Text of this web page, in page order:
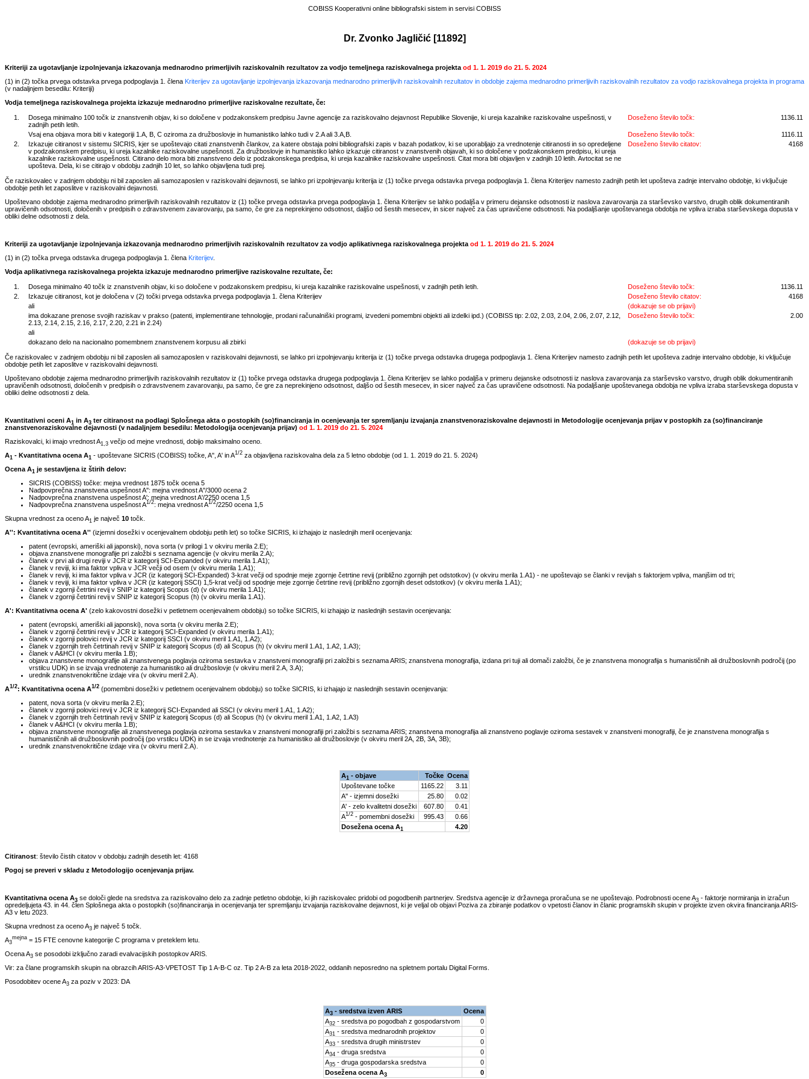
COBISS Kooperativni online bibliografski sistem in servisi COBISS
Dr. Zvonko Jagličić[11892]
Kriteriji za ugotavljanje izpolnjevanja izkazovanja mednarodno primerljivih raziskovalnih rezultatov za vodjo temeljnega raziskovalnega projektaod 1. 1. 2019 do 21. 5. 2024
(1) in (2) točka prvega odstavka prvega podpoglavja 1. člena Kriterijev za ugotavljanje izpolnjevanja izkazovanja mednarodno primerljivih raziskovalnih rezultatov in obdobje zajema mednarodno primerljivih raziskovalnih rezultatov za vodjo raziskovalnega projekta in programa
(v nadaljnjem besedilu: Kriteriji)
Vodja temeljnega raziskovalnega projekta izkazuje mednarodno primerljive raziskovalne rezultate, če:
1.
Dosega minimalno 100 točk iz znanstvenih objav, ki so določene v podzakonskem predpisu Javne agencije za raziskovalno dejavnost Republike Slovenije, ki ureja kazalnike raziskovalne uspešnosti, v
zadnjih petih letih.
Doseženo število točk: 1136.11
Vsaj ena objava mora biti v kategoriji 1.A, B, C oziroma za družboslovje in humanistiko lahko tudi v 2.A ali 3.A,B. Doseženo število točk:
1116.11
2.
Izkazuje citiranost v sistemu SICRIS, kjer se upoštevajo citati znanstvenih člankov, za katere obstaja polni bibliografski zapis v bazah podatkov, ki se uporabljajo za vrednotenje citiranosti in so opredeljene
v podzakonskem predpisu, ki ureja kazalnike raziskovalne uspešnosti. Za družboslovje in humanistiko lahko izkazuje citiranost v znanstvenih objavah, ki so določene v podzakonskem predpisu, ki ureja
kazalnike raziskovalne uspešnosti. Citirano delo mora biti znanstveno delo iz podzakonskega predpisa, ki ureja kazalnike raziskovalne uspešnosti. Citat mora biti objavljen v zadnjih 10 letih. Avtocitat se ne
upošteva. Dela, ki se citirajo v obdobju zadnjih 10 let, so lahko objavljena tudi prej.
Doseženo število citatov: 4168
Če raziskovalec v zadnjem obdobju ni bil zaposlen ali samozaposlen v raziskovalni dejavnosti, se lahko pri izpolnjevanju kriterija iz (1) točke prvega odstavka prvega podpoglavja 1. člena Kriterijev namesto zadnjih petih let upošteva zadnje intervalno obdobje, ki vključuje
obdobje petih let zaposlitve v raziskovalni dejavnosti.
Upoštevano obdobje zajema mednarodno primerljivih raziskovalnih rezultatov iz (1) točke prvega odstavka prvega podpoglavja 1. člena Kriterijev se lahko podaljša v primeru dejanske odsotnosti iz naslova zavarovanja za starševsko varstvo, drugih oblik dokumentiranih
upravičenih odsotnosti, določenih v predpisih o zdravstvenem zavarovanju, pa samo, če gre za neprekinjeno odsotnost, daljšo od šestih mesecev, in sicer največ za čas upravičene odsotnosti. Na podaljšanje upoštevanega obdobja ne vpliva izraba starševskega dopusta v
obliki delne odsotnosti z dela.
Kriteriji za ugotavljanje izpolnjevanja izkazovanja mednarodno primerljivih raziskovalnih rezultatov za vodjo aplikativnega raziskovalnega projektaod 1. 1. 2019 do 21. 5. 2024
(1) in (2) točka prvega odstavka drugega podpoglavja 1. člena Kriterijev.
Vodja aplikativnega raziskovalnega projekta izkazuje mednarodno primerljive raziskovalne rezultate, če:
1. Dosega minimalno 40 točk iz znanstvenih objav, ki so določene v podzakonskem predpisu, ki ureja kazalnike raziskovalne uspešnosti, v zadnjih petih letih. Doseženo število točk:
1136.11
2.
Izkazuje citiranost, kot je določena v (2) točki prvega odstavka prvega podpoglavja 1. člena Kriterijev Doseženo število citatov:
4168
ali
(dokazuje se ob prijavi)
ima dokazane prenose svojih raziskav v prakso (patenti, implementirane tehnologije, prodani računalniški programi, izvedeni pomembni objekti ali izdelki ipd.) (COBISS tip: 2.02, 2.03, 2.04, 2.06, 2.07, 2.12,
2.13, 2.14, 2.15, 2.16, 2.17, 2.20, 2.21 in 2.24)
Doseženo število točk: 2.00
ali
dokazano delo na nacionalno pomembnem znanstvenem korpusu ali zbirki
(dokazuje se ob prijavi)
Če raziskovalec v zadnjem obdobju ni bil zaposlen ali samozaposlen v raziskovalni dejavnosti, se lahko pri izpolnjevanju kriterija iz (1) točke prvega odstavka drugega podpoglavja 1. člena Kriterijev namesto zadnjih petih let upošteva zadnje intervalno obdobje, ki vključuje
obdobje petih let zaposlitve v raziskovalni dejavnosti.
Upoštevano obdobje zajema mednarodno primerljivih raziskovalnih rezultatov iz (1) točke prvega odstavka drugega podpoglavja 1. člena Kriterijev se lahko podaljša v primeru dejanske odsotnosti iz naslova zavarovanja za starševsko varstvo, drugih oblik dokumentiranih
upravičenih odsotnosti, določenih v predpisih o zdravstvenem zavarovanju, pa samo, če gre za neprekinjeno odsotnost, daljšo od šestih mesecev, in sicer največ za čas upravičene odsotnosti. Na podaljšanje upoštevanega obdobja ne vpliva izraba starševskega dopusta v
obliki delne odsotnosti z dela.
Kvantitativni oceni A1 in A3 ter citiranost na podlagi Splošnega akta o postopkih (so)financiranja in ocenjevanja ter spremljanju izvajanja znanstvenoraziskovalne dejavnosti in Metodologije ocenjevanja prijav v postopkih za (so)financiranje
znanstvenoraziskovalne dejavnosti (v nadaljnjem besedilu: Metodologija ocenjevanja prijav) od 1. 1. 2019 do 21. 5. 2024
Raziskovalci, ki imajo vrednost A1,3 večjo od mejne vrednosti, dobijo maksimalno oceno.
A1 - Kvantitativna ocena A1 - upoštevane SICRIS (COBISS) točke, A'', A' in A1/2 za objavljena raziskovalna dela za 5 letno obdobje (od 1. 1. 2019 do 21. 5. 2024)
Ocena A1 je sestavljena iz štirih delov:
SICRIS (COBISS) točke: mejna vrednost 1875 točk ocena 5
Nadpovprečna znanstvena uspešnost A'': mejna vrednost A''/3000 ocena 2
Nadpovprečna znanstvena uspešnost A': mejna vrednost A'/2250 ocena 1,5
Nadpovprečna znanstvena uspešnost A1/2: mejna vrednost A1/2/2250 ocena 1,5
Skupna vrednost za oceno A1 je največ 10 točk.
A'': Kvantitativna ocena A'' (izjemni dosežki v ocenjevalnem obdobju petih let) so točke SICRIS, ki izhajajo iz naslednjih meril ocenjevanja:
patent (evropski, ameriški ali japonski), nova sorta (v prilogi 1 v okviru merila 2.E);
objava znanstvene monografije pri založbi s seznama agencije (v okviru merila 2.A);
članek v prvi ali drugi reviji v JCR iz kategorij SCI-Expanded (v okviru merila 1.A1);
članek v reviji, ki ima faktor vpliva v JCR večji od osem (v okviru merila 1.A1);
članek v reviji, ki ima faktor vpliva v JCR (iz kategorij SCI-Expanded) 3-krat večji od spodnje meje zgornje četrtine revij (približno zgornjih pet odstotkov) (v okviru merila 1.A1) - ne upoštevajo se članki v revijah s faktorjem vpliva, manjšim od tri;
članek v reviji, ki ima faktor vpliva v JCR (iz kategorij SSCI) 1,5-krat večji od spodnje meje zgornje četrtine revij (približno zgornjih deset odstotkov) (v okviru merila 1.A1);
članek v zgornji četrtini revij v SNIP iz kategorij Scopus (d) (v okviru merila 1.A1);
članek v zgornji četrtini revij v SNIP iz kategorij Scopus (h) (v okviru merila 1.A1).
A': Kvantitativna ocena A' (zelo kakovostni dosežki v petletnem ocenjevalnem obdobju) so točke SICRIS, ki izhajajo iz naslednjih sestavin ocenjevanja:
patent (evropski, ameriški ali japonski), nova sorta (v okviru merila 2.E);
članek v zgornji četrtini revij v JCR iz kategorij SCI-Expanded (v okviru merila 1.A1);
članek v zgornji polovici revij v JCR iz kategorij SSCI (v okviru meril 1.A1, 1.A2);
članek v zgornjih treh četrtinah revij v SNIP iz kategorij Scopus (d) ali Scopus (h) (v okviru meril 1.A1, 1.A2, 1.A3);
članek v A&HCI (v okviru merila 1.B);
objava znanstvene monografije ali znanstvenega poglavja oziroma sestavka v znanstveni monografiji pri založbi s seznama ARIS; znanstvena monografija, izdana pri tuji ali domači založbi, če je znanstvena monografija s humanističnih ali družboslovnih področij (po
vrstilcu UDK) in se izvaja vrednotenje za humanistiko ali družboslovje (v okviru meril 2.A, 3.A);
urednik znanstvenokritične izdaje vira (v okviru meril 2.A).
A1/2: Kvantitativna ocena A1/2 (pomembni dosežki v petletnem ocenjevalnem obdobju) so točke SICRIS, ki izhajajo iz naslednjih sestavin ocenjevanja:
patent, nova sorta (v okviru merila 2.E);
članek v zgornji polovici revij v JCR iz kategorij SCI-Expanded ali SSCI (v okviru meril 1.A1, 1.A2);
članek v zgornjih treh četrtinah revij v SNIP iz kategorij Scopus (d) ali Scopus (h) (v okviru meril 1.A1, 1.A2, 1.A3)
članek v A&HCI (v okviru merila 1.B);
objava znanstvene monografije ali znanstvenega poglavja oziroma sestavka v znanstveni monografiji pri založbi s seznama ARIS; znanstvena monografija ali znanstveno poglavje oziroma sestavek v znanstveni monografiji, če je znanstvena monografija s
humanističnih ali družboslovnih področij (po vrstilcu UDK) in se izvaja vrednotenje za humanistiko ali družboslovje (v okviru meril 2A, 2B, 3A, 3B);
urednik znanstvenokritične izdaje vira (v okviru meril 2.A).
A1 - objave Točke Ocena
Upoštevane točke
1165.22
3.11
A'' - izjemni dosežki
25.80
0.02
A' - zelo kvalitetni dosežki
607.80
0.41
A1/2 - pomembni dosežki 995.43
0.66
Dosežena ocena A1 4.20
Citiranost: število čistih citatov v obdobju zadnjih desetih let: 4168
Pogoj se preveri v skladu z Metodologijo ocenjevanja prijav.
Kvantitativna ocena A3 se določi glede na sredstva za raziskovalno delo za zadnje petletno obdobje, ki jih raziskovalec pridobi od pogodbenih partnerjev. Sredstva agencije iz državnega proračuna se ne upoštevajo. Podrobnosti ocene A3 - faktorje normiranja in izračun
opredeljujeta 43. in 44. člen Splošnega akta o postopkih (so)financiranja in ocenjevanja ter spremljanju izvajanja raziskovalne dejavnost, ki je veljal ob objavi Poziva za zbiranje podatkov o vpetosti članov in članic programskih skupin v projekte izven okvira financiranja ARIS-
A3 v letu 2023.
Skupna vrednost za oceno A3 je največ 5 točk.
A3
mejna = 15 FTE cenovne kategorije C programa v preteklem letu.
Ocena A3 se posodobi izključno zaradi evalvacijskih postopkov ARIS.
Vir: za člane programskih skupin na obrazcih ARIS-A3-VPETOST Tip 1 A-B-C oz. Tip 2 A-B za leta 2018-2022, oddanih neposredno na spletnem portalu Digital Forms.
Posodobitev ocene A3 za poziv v 2023: DA
A3- sredstva izven ARIS
Ocena
A32- sredstva po pogodbah z gospodarstvom
0
A31 - sredstva mednarodnih projektov
0
A33- sredstva drugih ministrstev
0
A34 - druga sredstva
0
A35- druga gospodarska sredstva
0
Dosežena ocena A3 0